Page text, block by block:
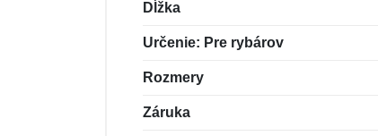
Dĺžka
Určenie: Pre rybárov
Rozmery
Záruka